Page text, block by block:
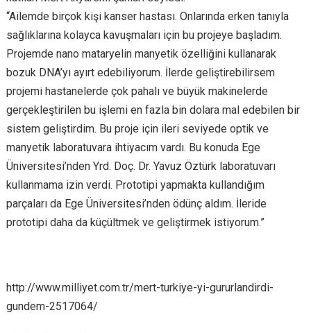
“Ailemde birçok kişi kanser hastası. Onlarında erken tanıyla
sağlıklarına kolayca kavuşmaları için bu projeye başladım.
Projemde nano mataryelin manyetik özelliğini kullanarak
bozuk DNA’yı ayırt edebiliyorum. İlerde geliştirebilirsem
projemi hastanelerde çok pahalı ve büyük makinelerde
gerçekleştirilen bu işlemi en fazla bin dolara mal edebilen bir
sistem geliştirdim. Bu proje için ileri seviyede optik ve
manyetik laboratuvara ihtiyacım vardı. Bu konuda Ege
Üniversitesi’nden Yrd. Doç. Dr. Yavuz Öztürk laboratuvarı
kullanmama izin verdi. Prototipi yapmakta kullandığım
parçaları da Ege Üniversitesi’nden ödünç aldım. İleride
prototipi daha da küçültmek ve geliştirmek istiyorum.”
http://www.milliyet.com.tr/mert-turkiye-yi-gururlandirdi-
gundem-2517064/